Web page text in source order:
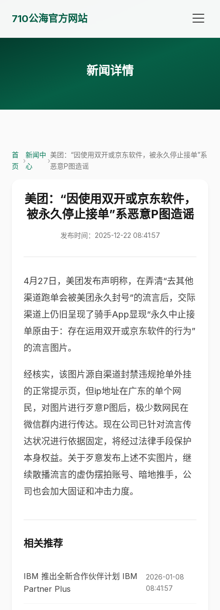
710公海官方网站
新闻详情
首
页
›
新闻中
心
›
美团：“因使用双开或京东软件，被永久停止接单”系
恶意P图造谣
美团：“因使用双开或京东软件，
被永久停止接单”系恶意P图造谣
发布时间：2025-12-22 08:41:57
4月27日，美团发布声明称，在弄清“去其他
渠道跑单会被美团永久封号”的流言后，交际
渠道上仍旧呈现了骑手App显现“永久中止接
单原由于：存在运用双开或京东软件的行为”
的流言图片。
经核实，该图片源自渠道封禁违规抢单外挂
的正常提示页，但ip地址在广东的单个网
民，对图片进行歹意P图后，极少数网民在
微信群内进行传达。现在公司已针对流言传
达状况进行依据固定，将经过法律手段保护
本身权益。关于歹意发布上述不实图片，继
续散播流言的虚伪摆拍账号、暗地推手，公
司也会加大固证和冲击力度。
相关推荐
IBM 推出全新合作伙伴计划 IBM
Partner Plus
2026-01-08
08:41:57